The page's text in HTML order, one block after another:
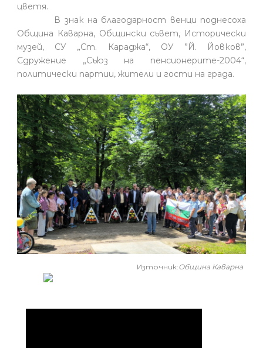
цветя.
В знак на благодарност венци поднесоха
Община Каварна, Общински съвет, Исторически
музей, СУ „Ст. Караджа“, ОУ ”Й. Йовков”,
Сдружение „Съюз на пенсионерите-2004“,
политически партии, жители и гости на града.
Източник:Община Каварна